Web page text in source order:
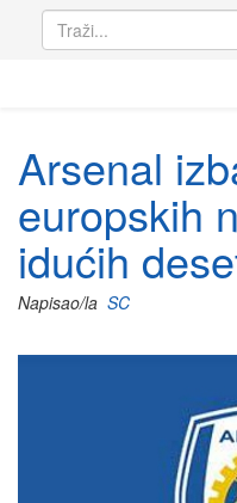
Arsenal
europskih
idućih
Napisao/la SC